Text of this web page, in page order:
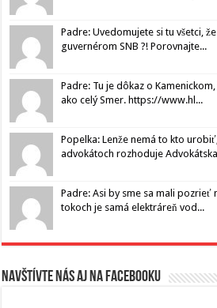
Padre: Uvedomujete si tu všetci,
guvernérom SNB ?! Porovnajte...
Padre: Tu je dôkaz o
ako celý Smer. https://www.hl...
Popelka: Lenže nemá to kto
advokátoch rozhoduje
Padre: Asi by sme sa mali pozrieť
tokoch je samá elektráreň vod...
Navštívte nás aj na Facebooku